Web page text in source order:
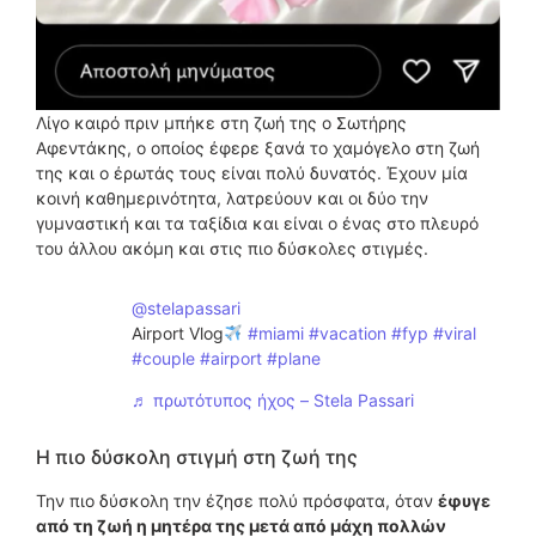
Λίγο καιρό πριν μπήκε στη ζωή της ο Σωτήρης
Αφεντάκης, ο οποίος έφερε ξανά το χαμόγελο στη ζωή
της και ο έρωτάς τους είναι πολύ δυνατός. Έχουν μία
κοινή καθημερινότητα, λατρεύουν και οι δύο την
γυμναστική και τα ταξίδια και είναι ο ένας στο πλευρό
του άλλου ακόμη και στις πιο δύσκολες στιγμές.
@stelapassari
Airport Vlog
#miami #vacation #fyp #viral
#couple #airport #plane
♬ πρωτότυπος ήχος – Stela Passari
Η πιο δύσκολη στιγμή στη ζωή της
Την πιο δύσκολη την έζησε πολύ πρόσφατα, όταν έφυγε
από τη ζωή η μητέρα της μετά από μάχη πολλών